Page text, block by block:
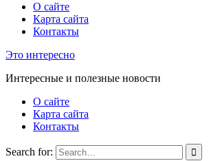
О сайте
Карта сайта
Контакты
Это интересно
Интересные и полезные новости
О сайте
Карта сайта
Контакты
Search for: